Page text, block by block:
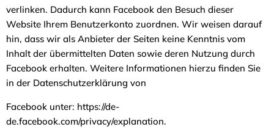
verlinken. Dadurch kann Facebook den Besuch dieser
Website Ihrem Benutzerkonto zuordnen. Wir weisen darauf
hin, dass wir als Anbieter der Seiten keine Kenntnis vom
Inhalt der übermittelten Daten sowie deren Nutzung durch
Facebook erhalten. Weitere Informationen hierzu finden Sie
in der Datenschutzerklärung von
Facebook unter: https://de-
de.facebook.com/privacy/explanation.